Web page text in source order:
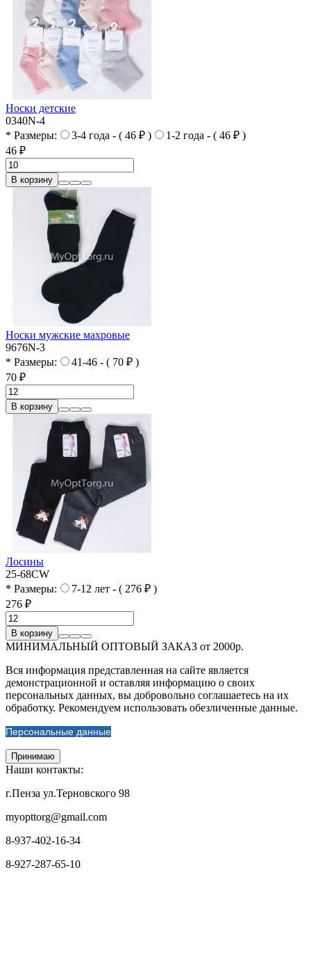
Носки детские
0340N-4
* Размеры:
3-4 года - ( 46 ₽ )
1-2 года - ( 46 ₽ )
46 ₽
В корзину
Носки мужские махровые
9676N-3
* Размеры:
41-46 - ( 70 ₽ )
70 ₽
В корзину
Лосины
25-68CW
* Размеры:
7-12 лет - ( 276 ₽ )
276 ₽
В корзину
МИНИМАЛЬНЫЙ ОПТОВЫЙ ЗАКАЗ от 2000р.
Вся информация представленная на сайте является
демонстрационной и оставляя информацию о своих
персональных данных, вы добровольно соглашаетесь на их
обработку. Рекомендуем использовать обезличенные данные.
Персональные данные
Принимаю
Наши контакты:
г.Пенза ул.Терновского 98
myopttorg@gmail.com
8-937-402-16-34
8-927-287-65-10